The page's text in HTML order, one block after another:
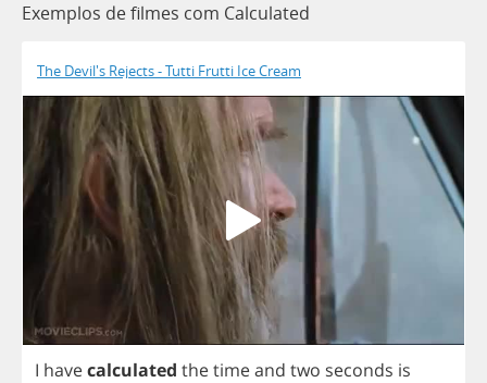
Exemplos de filmes com Calculated
The Devil's Rejects - Tutti Frutti Ice Cream
I havecalculated thetimeand two seconds is